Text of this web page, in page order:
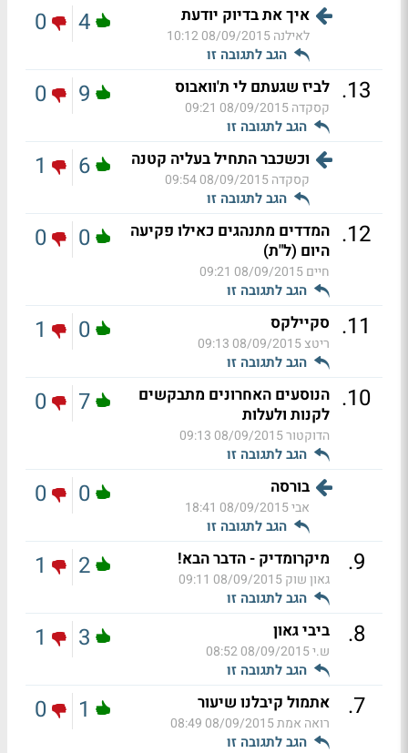
איך את בדיוק יודעת
לאילנה08/09/2015 10:12
הגב לתגובה זו
4
0
13
. לביז שגעתם לי ת'וואבוס
קסקדה08/09/2015 09:21
הגב לתגובה זו
9
0
וכשכבר התחיל בעליה קטנה
קסקדה08/09/2015 09:54
הגב לתגובה זו
6
1
12
. המדדים מתנהגים כאילו פקיעה
היום (ל"ת)
חיים08/09/2015 09:21
הגב לתגובה זו
0
0
11
. סקיילקס
ריטצ08/09/2015 09:13
הגב לתגובה זו
0
1
10
. הנוסעים האחרונים מתבקשים
לקנות ולעלות
הדוקטור08/09/2015 09:13
הגב לתגובה זו
7
0
בורסה
אבי08/09/2015 18:41
הגב לתגובה זו
0
0
9
. מיקרומדיק - הדבר הבא!
גאון שוק08/09/2015 09:11
הגב לתגובה זו
2
1
8
. ביבי גאון
ש.י08/09/2015 08:52
הגב לתגובה זו
3
1
7
. אתמול קיבלנו שיעור
רואה אמת08/09/2015 08:49
הגב לתגובה זו
1
0